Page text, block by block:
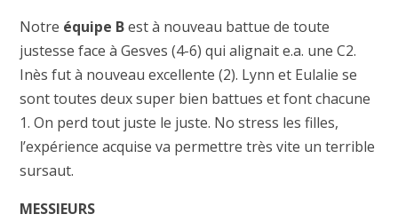
Notre équipe Best à nouveau battue de toute
justesse face à Gesves (4-6) qui alignait e.a. une C2.
Inès fut à nouveau excellente (2). Lynn et Eulalie se
sont toutes deux super bien battues et font chacune
1. On perd tout juste le juste. No stress les filles,
l’expérience acquise va permettre très vite un terrible
sursaut.
MESSIEURS